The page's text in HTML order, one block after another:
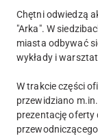
Chętni odwiedzą
"Arka". W
miasta odbywać
wykłady i
W trakcie części
przewidziano
prezentację oferty